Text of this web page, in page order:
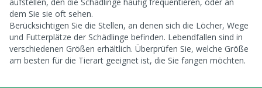
dem Sie sie oft sehen.
Berücksichtigen Sie die Stellen, an denen sich die Löcher, Wege
und Futterplätze der Schädlinge befinden. Lebendfallen sind in
verschiedenen Größen erhältlich. Überprüfen Sie, welche Größe
am besten für die Tierart geeignet ist, die Sie fangen möchten.